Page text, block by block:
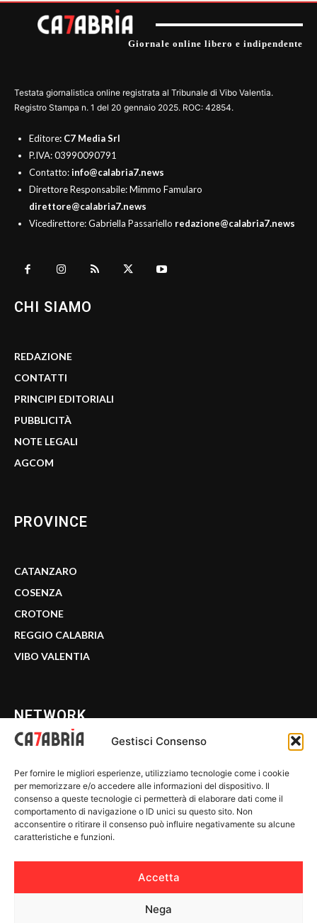
Gestisci Consenso
Per fornire le migliori esperienze, utilizziamo tecnologie come i cookie
per memorizzare e/o accedere alle informazioni del dispositivo. Il
consenso a queste tecnologie ci permetterà di elaborare dati come il
comportamento di navigazione o ID unici su questo sito. Non
acconsentire o ritirare il consenso può influire negativamente su alcune
caratteristiche e funzioni.
Accetta
Nega
Giornale online libero e indipendente
Testata giornalistica online registrata al Tribunale di Vibo Valentia.
Registro Stampa n. 1 del 20 gennaio 2025. ROC: 42854.
Editore: C7 Media Srl
P.IVA: 03990090791
Contatto:info@calabria7.news
Direttore Responsabile: Mimmo Famularo
direttore@calabria7.news
Vicedirettore: Gabriella Passariello redazione@calabria7.news
CHI SIAMO
REDAZIONE
CONTATTI
PRINCIPI EDITORIALI
PUBBLICITÀ
NOTE LEGALI
AGCOM
PROVINCE
CATANZARO
COSENZA
CROTONE
REGGIO CALABRIA
VIBO VALENTIA
NETWORK
WE CALABRIA
C7 PLAY
MIX ZONE